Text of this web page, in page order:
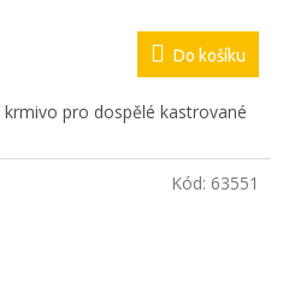
Do košíku
pro dospělé kastrované
Kód: 63551